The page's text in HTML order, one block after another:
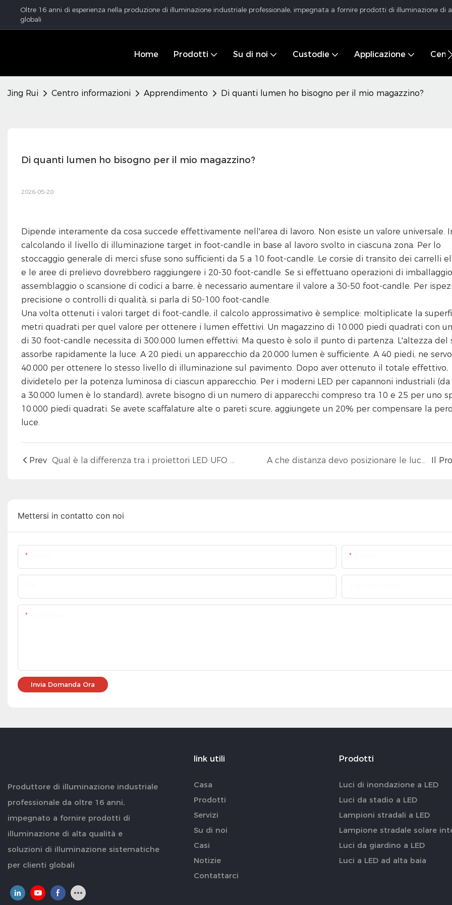
Oltre 16 anni di esperienza nella produzione di illuminazione industriale professionale, impegnata a fornire prodotti di illuminazione
globali
Home Prodotti Su di noi Custodie Applicazione
Jing Rui Centro informazioni Apprendimento Di quanti lumen ho bisogno per il mio magazzino?
Di quanti lumen ho bisogno per il mio magazzino?
2026-05-20
Dipende interamente da cosa succede effettivamente nell'area di lavoro. Non esiste un valore universale.
calcolando il livello di illuminazione target in foot-candle in base al lavoro svolto in ciascuna zona. Per lo
stoccaggio generale di merci sfuse sono sufficienti da 5 a 10 foot-candle. Le corsie di transito dei carrelli
e le aree di prelievo dovrebbero raggiungere i 20-30 foot-candle. Se si effettuano operazioni di
assemblaggio o scansione di codici a barre, è necessario aumentare il valore a 30-50 foot-candle. Per
precisione o controlli di qualità, si parla di 50-100 foot-candle.
Una volta ottenuti i valori target di foot-candle, il calcolo approssimativo è semplice: moltiplicate la
metri quadrati per quel valore per ottenere i lumen effettivi. Un magazzino di 10.000 piedi quadrati con
di 30 foot-candle necessita di 300.000 lumen effettivi. Ma questo è solo il punto di partenza. L'altezza del
assorbe rapidamente la luce. A 20 piedi, un apparecchio da 20.000 lumen è sufficiente. A 40 piedi, ne
40.000 per ottenere lo stesso livello di illuminazione sul pavimento. Dopo aver ottenuto il totale effettivo,
dividetelo per la potenza luminosa di ciascun apparecchio. Per i moderni LED per capannoni industriali (da
a 30.000 lumen è lo standard), avrete bisogno di un numero di apparecchi compreso tra 10 e 25 per uno
10.000 piedi quadrati. Se avete scaffalature alte o pareti scure, aggiungete un 20% per compensare la
luce.
Prev Qual è la differenza tra i proiettori LED UFO High Bay e i proiettori lineari High Bay? A che distanza devo posizionare le luci (UFO High Bay)? Il
Mettersi in contatto con noi
Invia Domanda Ora
Produttore di illuminazione industriale
professionale da oltre 16 anni,
impegnato a fornire prodotti di
illuminazione di alta qualità e
soluzioni di illuminazione sistematiche
per clienti globali
link utili
Casa
Prodotti
Servizi
Su di noi
Casi
Notizie
Contattarci
Prodotti
Luci di inondazione a LED
Luci da stadio a LED
Lampioni stradali a LED
Lampione stradale solare
Luci da giardino a LED
Luci a LED ad alta baia